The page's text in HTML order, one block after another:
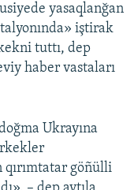
yasaqlanğan
iştirak
tuttı, dep
haber vastaları
Ukrayına
göñülli